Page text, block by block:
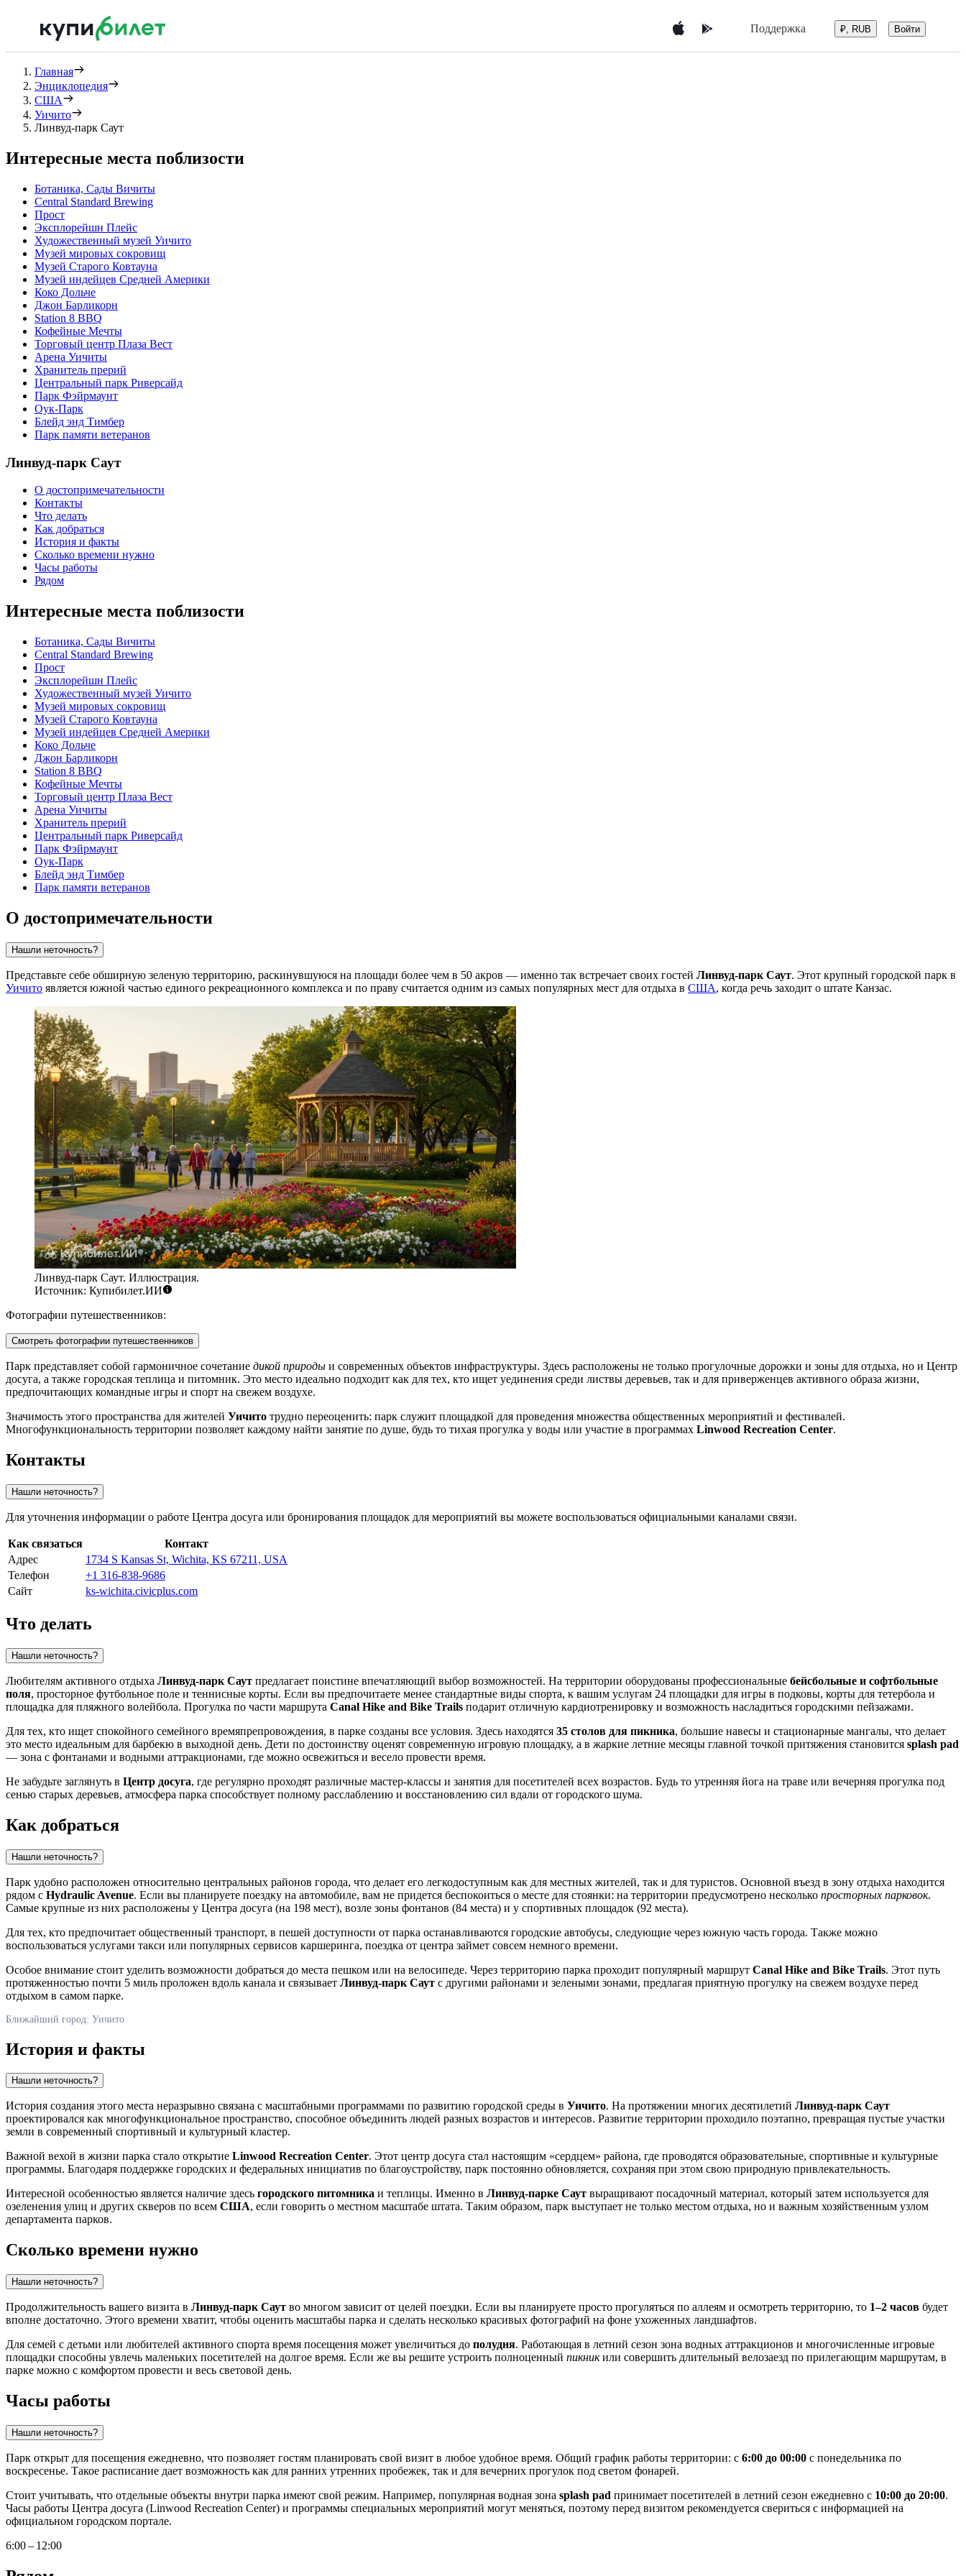
Поддержка ₽, RUB Войти
Главная
Энциклопедия
США
Уичито
Линвуд-парк Саут
Интересные места поблизости
Ботаника, Сады Вичиты
Central Standard Brewing
Прост
Эксплорейшн Плейс
Художественный музей Уичито
Музей мировых сокровищ
Музей Старого Ковтауна
Музей индейцев Средней Америки
Коко Дольче
Джон Барликорн
Station 8 BBQ
Кофейные Мечты
Торговый центр Плаза Вест
Арена Уичиты
Хранитель прерий
Центральный парк Риверсайд
Парк Фэйрмаунт
Оук-Парк
Блейд энд Тимбер
Парк памяти ветеранов
Линвуд-парк Саут
О достопримечательности
Контакты
Что делать
Как добраться
История и факты
Сколько времени нужно
Часы работы
Рядом
Интересные места поблизости
Ботаника, Сады Вичиты
Central Standard Brewing
Прост
Эксплорейшн Плейс
Художественный музей Уичито
Музей мировых сокровищ
Музей Старого Ковтауна
Музей индейцев Средней Америки
Коко Дольче
Джон Барликорн
Station 8 BBQ
Кофейные Мечты
Торговый центр Плаза Вест
Арена Уичиты
Хранитель прерий
Центральный парк Риверсайд
Парк Фэйрмаунт
Оук-Парк
Блейд энд Тимбер
Парк памяти ветеранов
О достопримечательности
Нашли неточность?
Представьте себе обширную зеленую территорию, раскинувшуюся на площади более чем в 50 акров — именно так встречает своих гостей Линвуд-парк Саут. Этот крупный городской парк в
Уичито является южной частью единого рекреационного комплекса и по праву считается одним из самых популярных мест для отдыха в США, когда речь заходит о штате Канзас.
Линвуд-парк Саут. Иллюстрация.
Источник: Купибилет.ИИ
Фотографии путешественников:
Смотреть фотографии путешественников
Парк представляет собой гармоничное сочетание дикой природы и современных объектов инфраструктуры. Здесь расположены не только прогулочные дорожки и зоны для отдыха, но и Центр
досуга, а также городская теплица и питомник. Это место идеально подходит как для тех, кто ищет уединения среди листвы деревьев, так и для приверженцев активного образа жизни,
предпочитающих командные игры и спорт на свежем воздухе.
Значимость этого пространства для жителей Уичито трудно переоценить: парк служит площадкой для проведения множества общественных мероприятий и фестивалей.
Многофункциональность территории позволяет каждому найти занятие по душе, будь то тихая прогулка у воды или участие в программах Linwood Recreation Center.
Контакты
Нашли неточность?
Для уточнения информации о работе Центра досуга или бронирования площадок для мероприятий вы можете воспользоваться официальными каналами связи.
Как связаться
Контакт
Адрес
1734 S Kansas St, Wichita, KS 67211, USA
Телефон
+1 316-838-9686
Сайт
ks-wichita.civicplus.com
Что делать
Нашли неточность?
Любителям активного отдыха Линвуд-парк Саут предлагает поистине впечатляющий выбор возможностей. На территории оборудованы профессиональные бейсбольные и софтбольные
поля, просторное футбольное поле и теннисные корты. Если вы предпочитаете менее стандартные виды спорта, к вашим услугам 24 площадки для игры в подковы, корты для тетербола и
площадка для пляжного волейбола. Прогулка по части маршрута Canal Hike and Bike Trails подарит отличную кардиотренировку и возможность насладиться городскими пейзажами.
Для тех, кто ищет спокойного семейного времяпрепровождения, в парке созданы все условия. Здесь находятся 35 столов для пикника, большие навесы и стационарные мангалы, что делает
это место идеальным для барбекю в выходной день. Дети по достоинству оценят современную игровую площадку, а в жаркие летние месяцы главной точкой притяжения становится splash pad
— зона с фонтанами и водными аттракционами, где можно освежиться и весело провести время.
Не забудьте заглянуть в Центр досуга, где регулярно проходят различные мастер-классы и занятия для посетителей всех возрастов. Будь то утренняя йога на траве или вечерняя прогулка под
сенью старых деревьев, атмосфера парка способствует полному расслаблению и восстановлению сил вдали от городского шума.
Как добраться
Нашли неточность?
Парк удобно расположен относительно центральных районов города, что делает его легкодоступным как для местных жителей, так и для туристов. Основной въезд в зону отдыха находится
рядом с Hydraulic Avenue. Если вы планируете поездку на автомобиле, вам не придется беспокоиться о месте для стоянки: на территории предусмотрено несколько просторных парковок.
Самые крупные из них расположены у Центра досуга (на 198 мест), возле зоны фонтанов (84 места) и у спортивных площадок (92 места).
Для тех, кто предпочитает общественный транспорт, в пешей доступности от парка останавливаются городские автобусы, следующие через южную часть города. Также можно
воспользоваться услугами такси или популярных сервисов каршеринга, поездка от центра займет совсем немного времени.
Особое внимание стоит уделить возможности добраться до места пешком или на велосипеде. Через территорию парка проходит популярный маршрут Canal Hike and Bike Trails. Этот путь
протяженностью почти 5 миль проложен вдоль канала и связывает Линвуд-парк Саут с другими районами и зелеными зонами, предлагая приятную прогулку на свежем воздухе перед
отдыхом в самом парке.
Ближайший город: Уичито
История и факты
Нашли неточность?
История создания этого места неразрывно связана с масштабными программами по развитию городской среды в Уичито. На протяжении многих десятилетий Линвуд-парк Саут
проектировался как многофункциональное пространство, способное объединить людей разных возрастов и интересов. Развитие территории проходило поэтапно, превращая пустые участки
земли в современный спортивный и культурный кластер.
Важной вехой в жизни парка стало открытие Linwood Recreation Center. Этот центр досуга стал настоящим «сердцем» района, где проводятся образовательные, спортивные и культурные
программы. Благодаря поддержке городских и федеральных инициатив по благоустройству, парк постоянно обновляется, сохраняя при этом свою природную привлекательность.
Интересной особенностью является наличие здесь городского питомника и теплицы. Именно в Линвуд-парке Саут выращивают посадочный материал, который затем используется для
озеленения улиц и других скверов по всем США, если говорить о местном масштабе штата. Таким образом, парк выступает не только местом отдыха, но и важным хозяйственным узлом
департамента парков.
Сколько времени нужно
Нашли неточность?
Продолжительность вашего визита в Линвуд-парк Саут во многом зависит от целей поездки. Если вы планируете просто прогуляться по аллеям и осмотреть территорию, то 1–2 часов будет
вполне достаточно. Этого времени хватит, чтобы оценить масштабы парка и сделать несколько красивых фотографий на фоне ухоженных ландшафтов.
Для семей с детьми или любителей активного спорта время посещения может увеличиться до полудня. Работающая в летний сезон зона водных аттракционов и многочисленные игровые
площадки способны увлечь маленьких посетителей на долгое время. Если же вы решите устроить полноценный пикникили совершить длительный велозаезд по прилегающим маршрутам, в
парке можно с комфортом провести и весь световой день.
Часы работы
Нашли неточность?
Парк открыт для посещения ежедневно, что позволяет гостям планировать свой визит в любое удобное время. Общий график работы территории: с 6:00 до 00:00 с понедельника по
воскресенье. Такое расписание дает возможность как для ранних утренних пробежек, так и для вечерних прогулок под светом фонарей.
Стоит учитывать, что отдельные объекты внутри парка имеют свой режим. Например, популярная водная зона splash pad принимает посетителей в летний сезон ежедневно с 10:00 до 20:00.
Часы работы Центра досуга (Linwood Recreation Center) и программы специальных мероприятий могут меняться, поэтому перед визитом рекомендуется свериться с информацией на
официальном городском портале.
6:00 – 12:00